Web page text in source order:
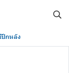
ปีกหลัง